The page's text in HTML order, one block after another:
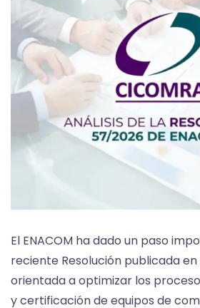
El ENACOM ha dado un paso
reciente Resolución publicada
orientada a optimizar los
y certificación de equipos de